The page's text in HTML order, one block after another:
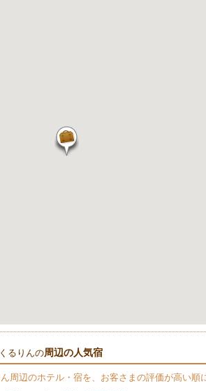
るりんの周辺の人気宿
周辺のホテル・宿を、お客さまの評価が高い順